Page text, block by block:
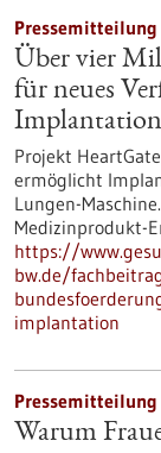
Pressemitteilung
Über vier
für neues
Implantation
Projekt
ermöglicht
Lungen-
Medizinprodukt-
https://
bw.de/
implantation
Pressemitteilung
Warum